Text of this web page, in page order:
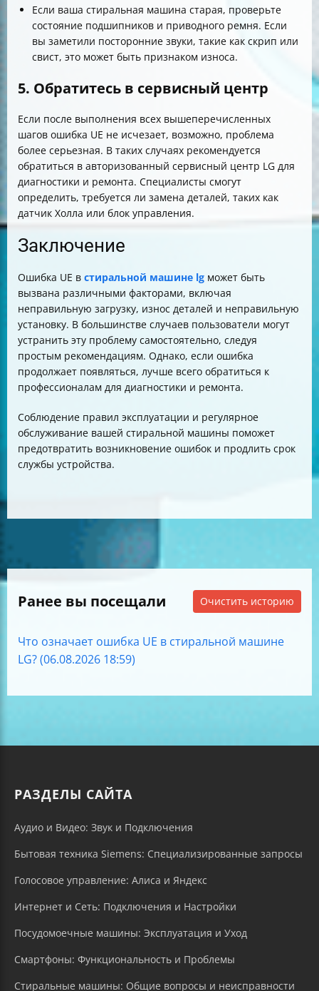
Если ваша стиральная машина старая, проверьте
состояние подшипников и приводного ремня. Если
вы заметили посторонние звуки, такие как скрип или
свист, это может быть признаком износа.
5. Обратитесь в сервисный центр
Если после выполнения всех вышеперечисленных
шагов ошибка UE не исчезает, возможно, проблема
более серьезная. В таких случаях рекомендуется
обратиться в авторизованный сервисный центр LG для
диагностики и ремонта. Специалисты смогут
определить, требуется ли замена деталей, таких как
датчик Холла или блок управления.
Заключение
Ошибка UE в стиральной машине lg может быть
вызвана различными факторами, включая
неправильную загрузку, износ деталей и неправильную
установку. В большинстве случаев пользователи могут
устранить эту проблему самостоятельно, следуя
простым рекомендациям. Однако, если ошибка
продолжает появляться, лучше всего обратиться к
профессионалам для диагностики и ремонта.
Соблюдение правил эксплуатации и регулярное
обслуживание вашей стиральной машины поможет
предотвратить возникновение ошибок и продлить срок
службы устройства.
Ранее вы посещали Очистить историю
Что означает ошибка UE в стиральной машине
LG? (06.08.2026 18:59)
РАЗДЕЛЫ САЙТА
Аудио и Видео: Звук и Подключения
Бытовая техника Siemens: Специализированные запросы
Голосовое управление: Алиса и Яндекс
Интернет и Сеть: Подключения и Настройки
Посудомоечные машины: Эксплуатация и Уход
Смартфоны: Функциональность и Проблемы
Стиральные машины: Общие вопросы и неисправности